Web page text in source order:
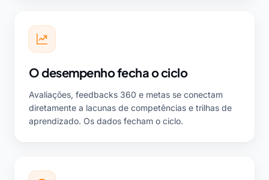
O desempenho fecha o ciclo
Avaliações, feedbacks 360 e metas se conectam
diretamente a lacunas de competências e trilhas de
aprendizado. Os dados fecham o ciclo.